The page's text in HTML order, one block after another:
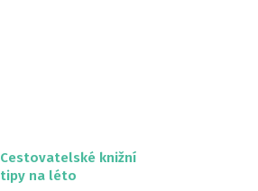
Cestovatelské knižní
tipy na léto